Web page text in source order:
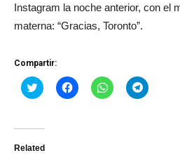
Instagram la noche anterior, con el
materna: “Gracias, Toronto”.
Compartir:
Haz
clic
Twitter
abre
Haz
clic
Haz
clic
Haz
clic
Related